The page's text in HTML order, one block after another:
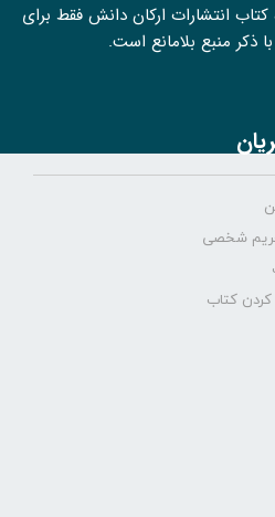
انتشارات ارکان دانش فقط برای
ذکر منبع بلامانع است.
شخصی
کتاب